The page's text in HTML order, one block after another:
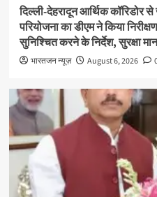
दिल्ली-देहरादून आर्थिक कॉरिडोर
परियोजना का डीएम ने किया
सुनिश्चित करने के निर्देश, सुरक्षा
भारतजन न्यूज़ August 6, 2026